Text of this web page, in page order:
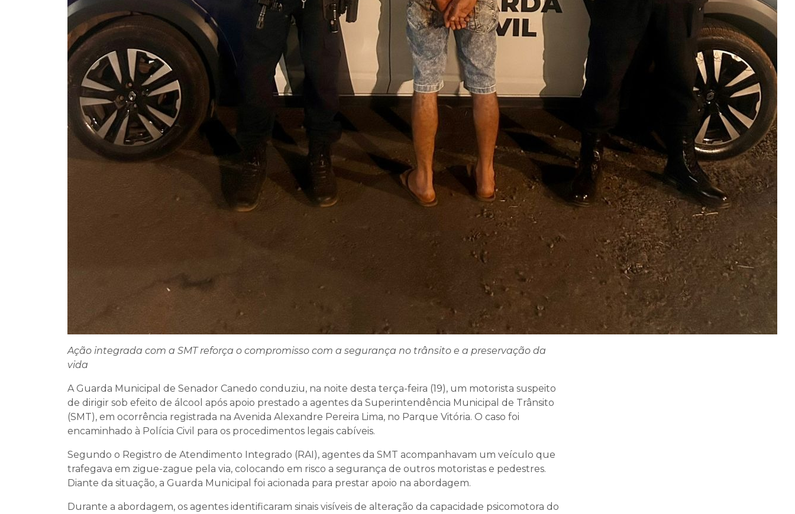
Ação integrada com a SMT reforça o compromisso com a segurança no trânsito e a preservação da
vida
A Guarda Municipal de Senador Canedo conduziu, na noite desta terça-feira (19), um motorista suspeito
de dirigir sob efeito de álcool após apoio prestado a agentes da Superintendência Municipal de Trânsito
(SMT), em ocorrência registrada na Avenida Alexandre Pereira Lima, no Parque Vitória. O caso foi
encaminhado à Polícia Civil para os procedimentos legais cabíveis.
Segundo o Registro de Atendimento Integrado (RAI), agentes da SMT acompanhavam um veículo que
trafegava em zigue-zague pela via, colocando em risco a segurança de outros motoristas e pedestres.
Diante da situação, a Guarda Municipal foi acionada para prestar apoio na abordagem.
Durante a abordagem, os agentes identificaram sinais visíveis de alteração da capacidade psicomotora do